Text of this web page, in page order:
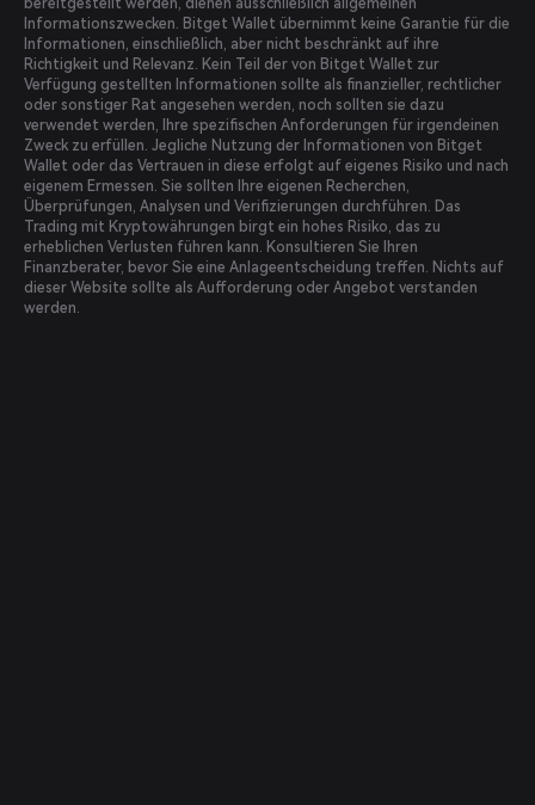
bereitgestellt werden, dienen ausschließlich allgemeinen
Informationszwecken. Bitget Wallet übernimmt keine Garantie für die
Informationen, einschließlich, aber nicht beschränkt auf ihre
Richtigkeit und Relevanz. Kein Teil der von Bitget Wallet zur
Verfügung gestellten Informationen sollte als finanzieller, rechtlicher
oder sonstiger Rat angesehen werden, noch sollten sie dazu
verwendet werden, Ihre spezifischen Anforderungen für irgendeinen
Zweck zu erfüllen. Jegliche Nutzung der Informationen von Bitget
Wallet oder das Vertrauen in diese erfolgt auf eigenes Risiko und nach
eigenem Ermessen. Sie sollten Ihre eigenen Recherchen,
Überprüfungen, Analysen und Verifizierungen durchführen. Das
Trading mit Kryptowährungen birgt ein hohes Risiko, das zu
erheblichen Verlusten führen kann. Konsultieren Sie Ihren
Finanzberater, bevor Sie eine Anlageentscheidung treffen. Nichts auf
dieser Website sollte als Aufforderung oder Angebot verstanden
werden.